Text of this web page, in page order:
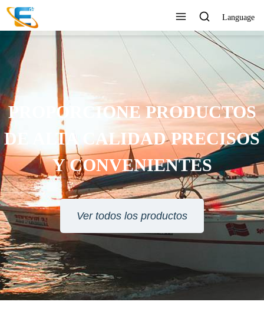
Language
AL CLIENTE 24
HORAS EN LÍNEA
Ver todos los productos